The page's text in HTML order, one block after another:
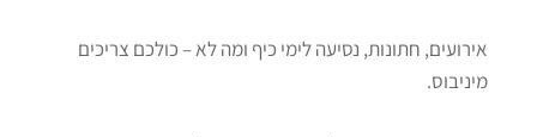
אירועים, חתונות, נסיעה לימי כיף ומה לא – כולכם צריכים
מיניבוס.